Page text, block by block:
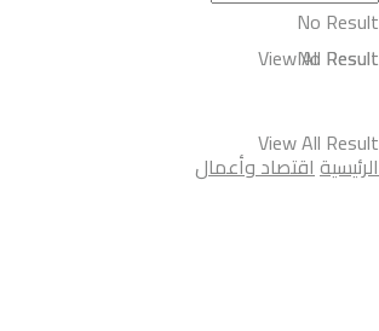
No Result
View All Result
No Result
View All Result
الرئيسيةاقتصاد وأعمال